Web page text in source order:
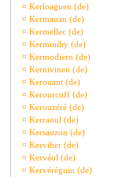
¤ Kerloaguen (de)
¤ Kermauan (de)
¤ Kermellec (de)
¤ Kerminihy (de)
¤ Kermodiern (de)
¤ Kernivinen (de)
¤ Kerouant (de)
¤ Kerourcuff (de)
¤ Kerouzéré (de)
¤ Kerraoul (de)
¤ Kersauzon (de)
¤ Kerviher (de)
¤ Kervéol (de)
¤ Kervéréguin (de)